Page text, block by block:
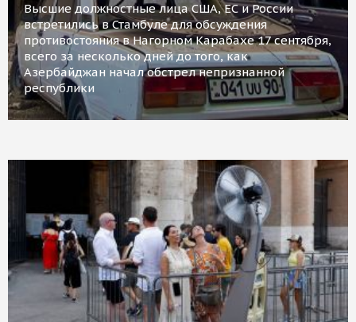
Высшие должностные лица США, ЕС и России
встретились в Стамбуле для обсуждения
противостояния в Нагорном Карабахе 17 сентября,
всего за несколько дней до того, как
Азербайджан начал обстрел непризнанной
республики